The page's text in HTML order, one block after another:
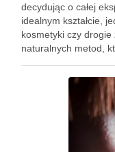
decydując o całej
idealnym kształcie,
kosmetyki czy
naturalnych metod,